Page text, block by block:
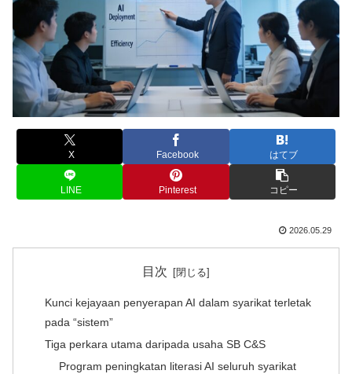
X Facebook はてブ
LINE Pinterest コピー
2026.05.29
目次
Kunci kejayaan penyerapan AI dalam syarikat terletak
pada “sistem”
Tiga perkara utama daripada usaha SB C&S
Program peningkatan literasi AI seluruh syarikat